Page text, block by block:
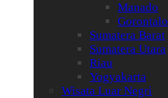
Manado
Gorontalo
Sumatera Barat
Sumatera Utara
Riau
Yogyakarta
Wisata Luar Negri